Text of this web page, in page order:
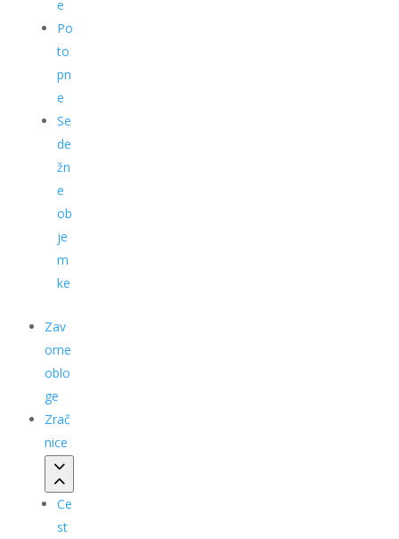
e
Po
to
pn
e
Se
de
žn
e
ob
je
m
ke
Zav
orne
oblo
ge
Zrač
nice
Ce
st